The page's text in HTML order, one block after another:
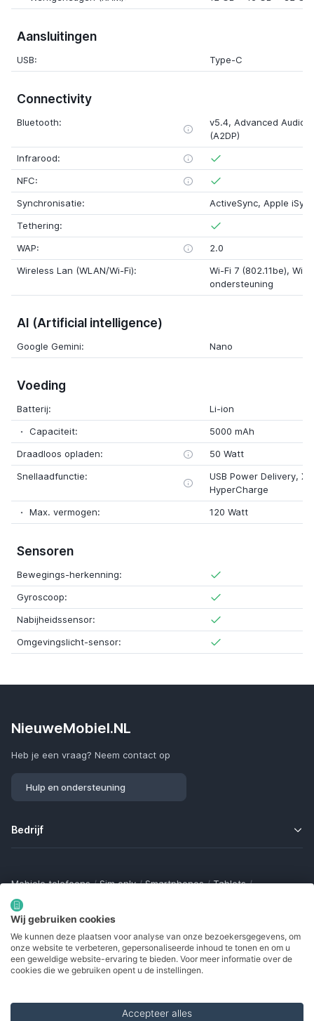
Aansluitingen
USB: Type-C
Connectivity
Bluetooth:
v5.4, Advanced Audio
(A2DP)
Infrarood:
NFC:
Synchronisatie:
ActiveSync, Apple iSync
Tethering:
WAP:
2.0
Wireless Lan (WLAN/Wi-Fi):
Wi-Fi 7 (802.11be),
ondersteuning
AI (Artificial intelligence)
Google Gemini: Nano
Voeding
Batterij:
Li-ion
Capaciteit:
5000 mAh
Draadloos opladen:
50 Watt
Snellaadfunctie:
USB Power Delivery,
HyperCharge
Max. vermogen:
120 Watt
Sensoren
Bewegings-herkenning:
Gyroscoop:
Nabijheidssensor:
Omgevingslicht-sensor:
NieuweMobiel.NL
Heb je een vraag? Neem contact op
Hulp en ondersteuning
Bedrijf
Mobiele telefoons / Sim only / Smartphones / Tablets /
Smartwatches
Bluetooth trackers / Opladers
Samsung Galaxy
Gamingtelefoons / Foldables / Robuuste telefoons /
Seniorentelefoons / Waterdichte telefoons / Refurbished
Wij gebruiken cookies
We kunnen deze plaatsen voor analyse van onze bezoekersgegevens, om
onze website te verbeteren, gepersonaliseerde inhoud te tonen en om u
een geweldige website-ervaring te bieden. Voor meer informatie over de
cookies die we gebruiken opent u de instellingen.
Accepteer alles